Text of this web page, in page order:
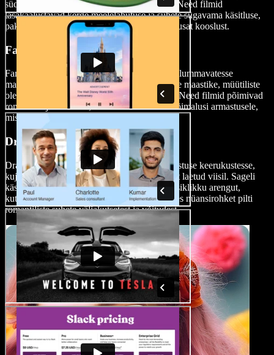
südamlikesse romantilistesse olukordadesse. Need filmid
tasakaalustavad kerge meelelahutuse ja suhete sügavama käsitluse,
pakkudes vaatajatele naeru ja armastuse mõnusat kooslust.
Fantaasia-romantilised filmid
Fantaasia-romantilised filmid viivad vaatajad lummavatesse
maailmadesse, kus armastus areneb maagiliste maastike, müütiliste
olendite või üleloomulike elementide keskel. Need filmid põimivad
romantika ja fantaasia, uurides erakordseid võimalusi armastusele,
mis ulatuvad kaugele üle reaalsuse piiride.
Draama-romantilised filmid
Draama-romantilised filmid sukeldavad armastuse keerukustesse,
kujutades suhteid tõsisemal ja emotsionaalselt laetud viisil. Sageli
käsitlevad need filmid kirge, südamevalu ja isiklikku arengut,
kutsudes esile tugevaid tundeid ning pakkudes nüansirohket pilti
romantiliste suhete väljakutsetest ja võitudest.